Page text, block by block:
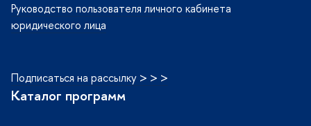
Руководство пользователя личного кабинета
юридического лица
Подписаться на рассылку > > >
Каталог программ